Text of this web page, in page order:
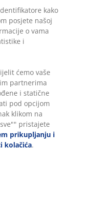
i dizajnima, kako
u vaš prostor i stil.
pročitajte u našem
vašem
materijala,
poliratan, ratan i
održavanjem, što je
obaveza, u
kako
posjete našoj
o vama
i
ćemo vaše
partnerima
i statične
pod opcijom
klikom na
pristajete
prikupljanju i
kolačića.